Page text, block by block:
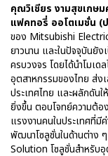
คุณวิเชียร งามสุขเกษ
แฟคทอรี่ ออโตเมชั่น (
ของ Mitsubishi Electric
ยาวนาน และในปัจจุบันยั
ครบวงจร โดยได้นำโมเด
อุตสาหกรรมของไทย ส่ง
ประเทศไทย และผลักดัน
ยิ่งขึ้น ตอบโจทย์ความต้อ
แรงงานคนในประเทศที่มี
พัฒนาโซลูชั่นในด้านต่าง
Solution โซลูชั่นสำหรับอุ